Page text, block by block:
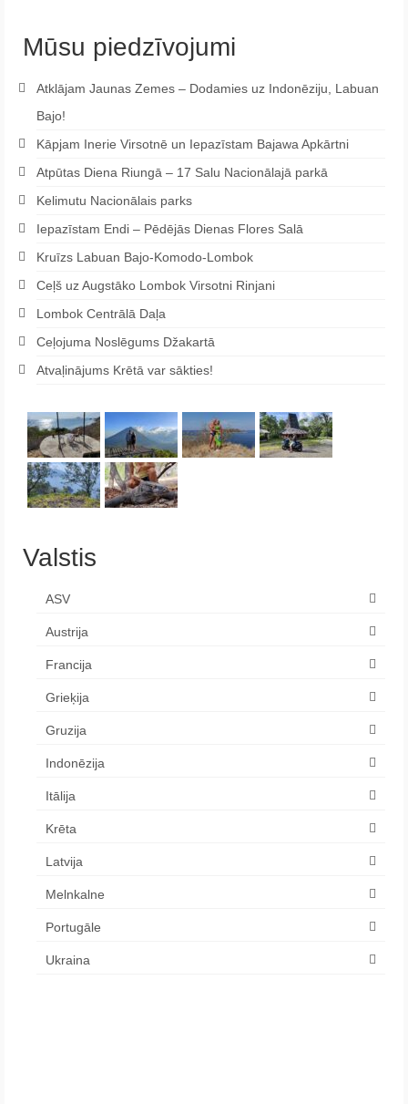
Mūsu piedzīvojumi
Atklājam Jaunas Zemes – Dodamies uz Indonēziju, Labuan
Bajo!
Kāpjam Inerie Virsotnē un Iepazīstam Bajawa Apkārtni
Atpūtas Diena Riungā – 17 Salu Nacionālajā parkā
Kelimutu Nacionālais parks
Iepazīstam Endi – Pēdējās Dienas Flores Salā
Kruīzs Labuan Bajo-Komodo-Lombok
Ceļš uz Augstāko Lombok Virsotni Rinjani
Lombok Centrālā Daļa
Ceļojuma Noslēgums Džakartā
Atvaļinājums Krētā var sākties!
Valstis
ASV
Austrija
Francija
Grieķija
Gruzija
Indonēzija
Itālija
Krēta
Latvija
Melnkalne
Portugāle
Ukraina